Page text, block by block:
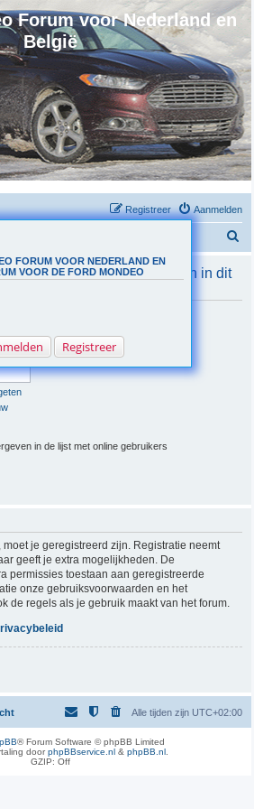
Forum voor Nederland en
België
Aanmelden
Registreer
k
FORUM VOOR NEDERLAND EN
VOOR DE FORD MONDEO
Registreer
om reacties op onderwerpen in dit
in de lijst met online gebruikers
je geregistreerd zijn. Registratie neemt
geeft je extra mogelijkheden. De
permissies toestaan aan geregistreerde
onze gebruiksvoorwaarden en het
de regels als je gebruik maakt van het forum.
Alle tijden zijn UTC+02:00
® Forum Software © phpBB Limited
doorphpBBservice.nl &phpBB.nl
GZIP: Off